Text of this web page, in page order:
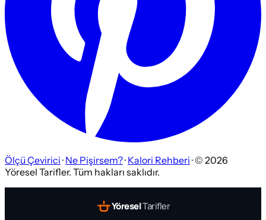
Ölçü Çevirici · Ne Pişirsem?· Kalori Rehberi · © 2026
Yöresel Tarifler. Tüm hakları saklıdır.
YöreselTarifler